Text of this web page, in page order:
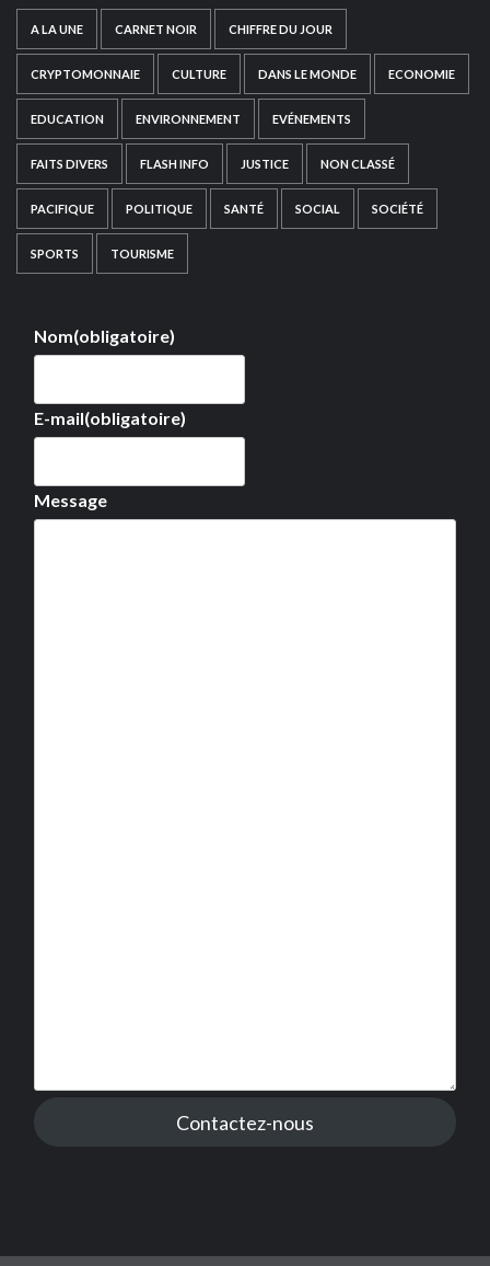
A LA UNE CARNET NOIR CHIFFRE DU JOUR
CRYPTOMONNAIE CULTURE DANS LE MONDE ECONOMIE
EDUCATION ENVIRONNEMENT EVÉNEMENTS
FAITS DIVERS FLASH INFO JUSTICE NON CLASSÉ
PACIFIQUE POLITIQUE SANTÉ SOCIAL SOCIÉTÉ
SPORTS TOURISME
Nom(obligatoire)
E-mail(obligatoire)
Message
Contactez-nous